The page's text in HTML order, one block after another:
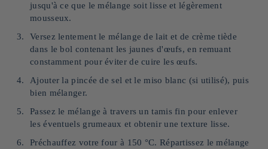
jusqu'à ce que le mélange soit lisse et légèrement
mousseux.
Versez lentement le mélange de lait et de crème tiède
dans le bol contenant les jaunes d'œufs, en remuant
constamment pour éviter de cuire les œufs.
Ajouter la pincée de sel et le miso blanc (si utilisé), puis
bien mélanger.
Passez le mélange à travers un tamis fin pour enlever
les éventuels grumeaux et obtenir une texture lisse.
Préchauffez votre four à 150 °C. Répartissez le mélange